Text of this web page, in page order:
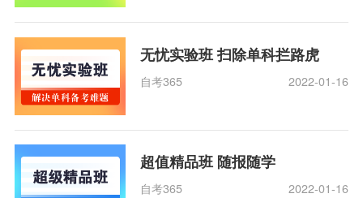
无忧实验班 扫除单科拦路虎
自考365 2022-01-16
超值精品班 随报随学
自考365 2022-01-16